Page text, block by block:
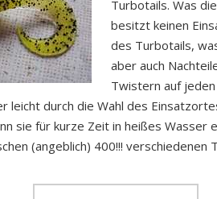
Turbotails. Was
besitzt keinen
des Turbotails,
aber auch
Twistern auf
leicht durch die Wahl des
sie für kurze Zeit in heißes
(angeblich) 400!!! verschiedenen